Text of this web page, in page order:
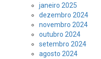
janeiro 2025
dezembro 2024
novembro 2024
outubro 2024
setembro 2024
agosto 2024